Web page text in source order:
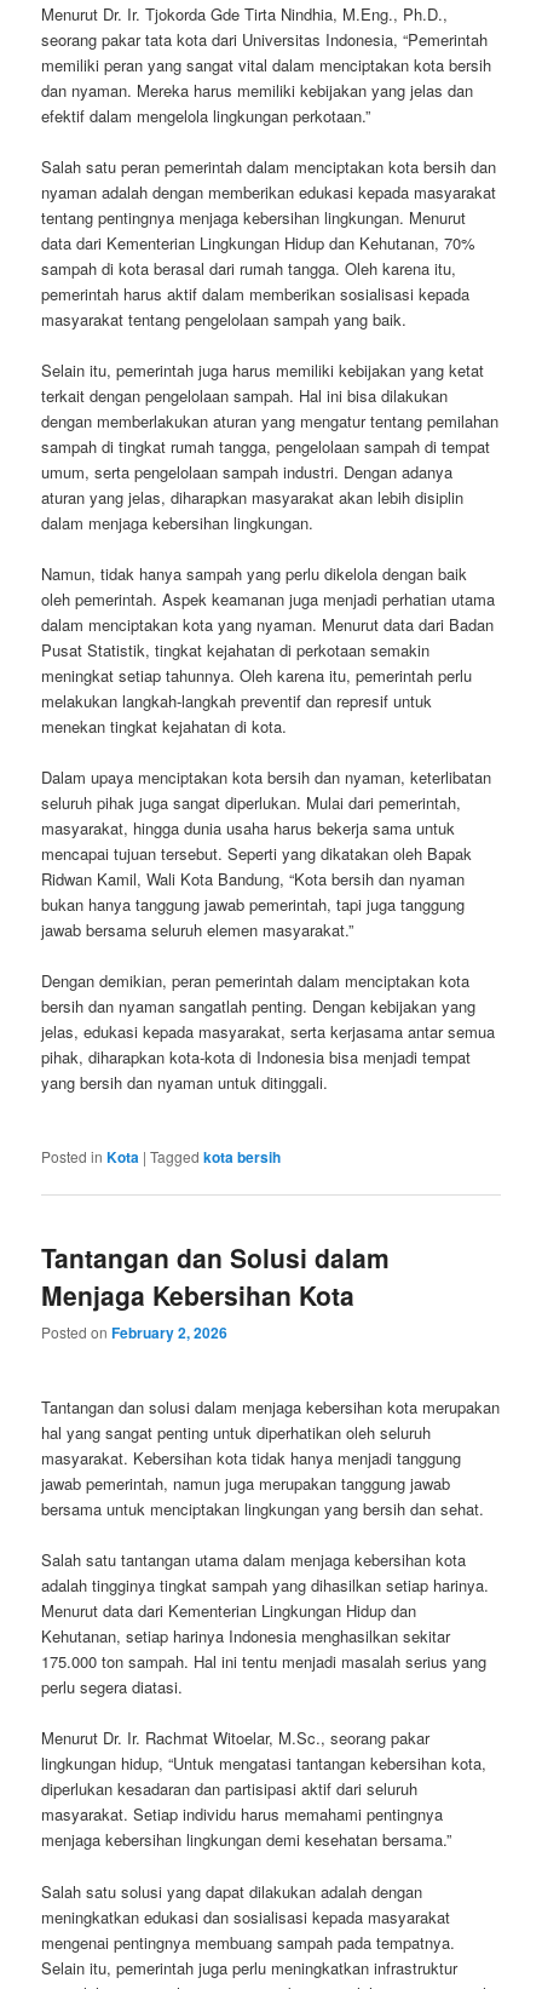
Menurut Dr. Ir. Tjokorda Gde Tirta Nindhia, M.Eng., Ph.D.,
seorang pakar tata kota dari Universitas Indonesia, “Pemerintah
memiliki peran yang sangat vital dalam menciptakan kota bersih
dan nyaman. Mereka harus memiliki kebijakan yang jelas dan
efektif dalam mengelola lingkungan perkotaan.”
Salah satu peran pemerintah dalam menciptakan kota bersih dan
nyaman adalah dengan memberikan edukasi kepada masyarakat
tentang pentingnya menjaga kebersihan lingkungan. Menurut
data dari Kementerian Lingkungan Hidup dan Kehutanan, 70%
sampah di kota berasal dari rumah tangga. Oleh karena itu,
pemerintah harus aktif dalam memberikan sosialisasi kepada
masyarakat tentang pengelolaan sampah yang baik.
Selain itu, pemerintah juga harus memiliki kebijakan yang ketat
terkait dengan pengelolaan sampah. Hal ini bisa dilakukan
dengan memberlakukan aturan yang mengatur tentang pemilahan
sampah di tingkat rumah tangga, pengelolaan sampah di tempat
umum, serta pengelolaan sampah industri. Dengan adanya
aturan yang jelas, diharapkan masyarakat akan lebih disiplin
dalam menjaga kebersihan lingkungan.
Namun, tidak hanya sampah yang perlu dikelola dengan baik
oleh pemerintah. Aspek keamanan juga menjadi perhatian utama
dalam menciptakan kota yang nyaman. Menurut data dari Badan
Pusat Statistik, tingkat kejahatan di perkotaan semakin
meningkat setiap tahunnya. Oleh karena itu, pemerintah perlu
melakukan langkah-langkah preventif dan represif untuk
menekan tingkat kejahatan di kota.
Dalam upaya menciptakan kota bersih dan nyaman, keterlibatan
seluruh pihak juga sangat diperlukan. Mulai dari pemerintah,
masyarakat, hingga dunia usaha harus bekerja sama untuk
mencapai tujuan tersebut. Seperti yang dikatakan oleh Bapak
Ridwan Kamil, Wali Kota Bandung, “Kota bersih dan nyaman
bukan hanya tanggung jawab pemerintah, tapi juga tanggung
jawab bersama seluruh elemen masyarakat.”
Dengan demikian, peran pemerintah dalam menciptakan kota
bersih dan nyaman sangatlah penting. Dengan kebijakan yang
jelas, edukasi kepada masyarakat, serta kerjasama antar semua
pihak, diharapkan kota-kota di Indonesia bisa menjadi tempat
yang bersih dan nyaman untuk ditinggali.
Posted in Kota |Tagged kota bersih
Tantangan dan Solusi dalam
Menjaga Kebersihan Kota
Posted onFebruary 2, 2026
Tantangan dan solusi dalam menjaga kebersihan kota merupakan
hal yang sangat penting untuk diperhatikan oleh seluruh
masyarakat. Kebersihan kota tidak hanya menjadi tanggung
jawab pemerintah, namun juga merupakan tanggung jawab
bersama untuk menciptakan lingkungan yang bersih dan sehat.
Salah satu tantangan utama dalam menjaga kebersihan kota
adalah tingginya tingkat sampah yang dihasilkan setiap harinya.
Menurut data dari Kementerian Lingkungan Hidup dan
Kehutanan, setiap harinya Indonesia menghasilkan sekitar
175.000 ton sampah. Hal ini tentu menjadi masalah serius yang
perlu segera diatasi.
Menurut Dr. Ir. Rachmat Witoelar, M.Sc., seorang pakar
lingkungan hidup, “Untuk mengatasi tantangan kebersihan kota,
diperlukan kesadaran dan partisipasi aktif dari seluruh
masyarakat. Setiap individu harus memahami pentingnya
menjaga kebersihan lingkungan demi kesehatan bersama.”
Salah satu solusi yang dapat dilakukan adalah dengan
meningkatkan edukasi dan sosialisasi kepada masyarakat
mengenai pentingnya membuang sampah pada tempatnya.
Selain itu, pemerintah juga perlu meningkatkan infrastruktur